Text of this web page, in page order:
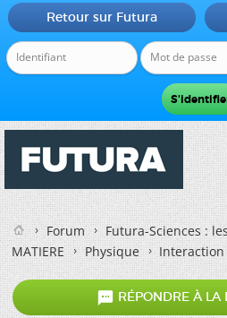
Retour sur Futura
Forum
Futura-Sciences :
MATIERE
Physique
 RÉPONDRE À LA